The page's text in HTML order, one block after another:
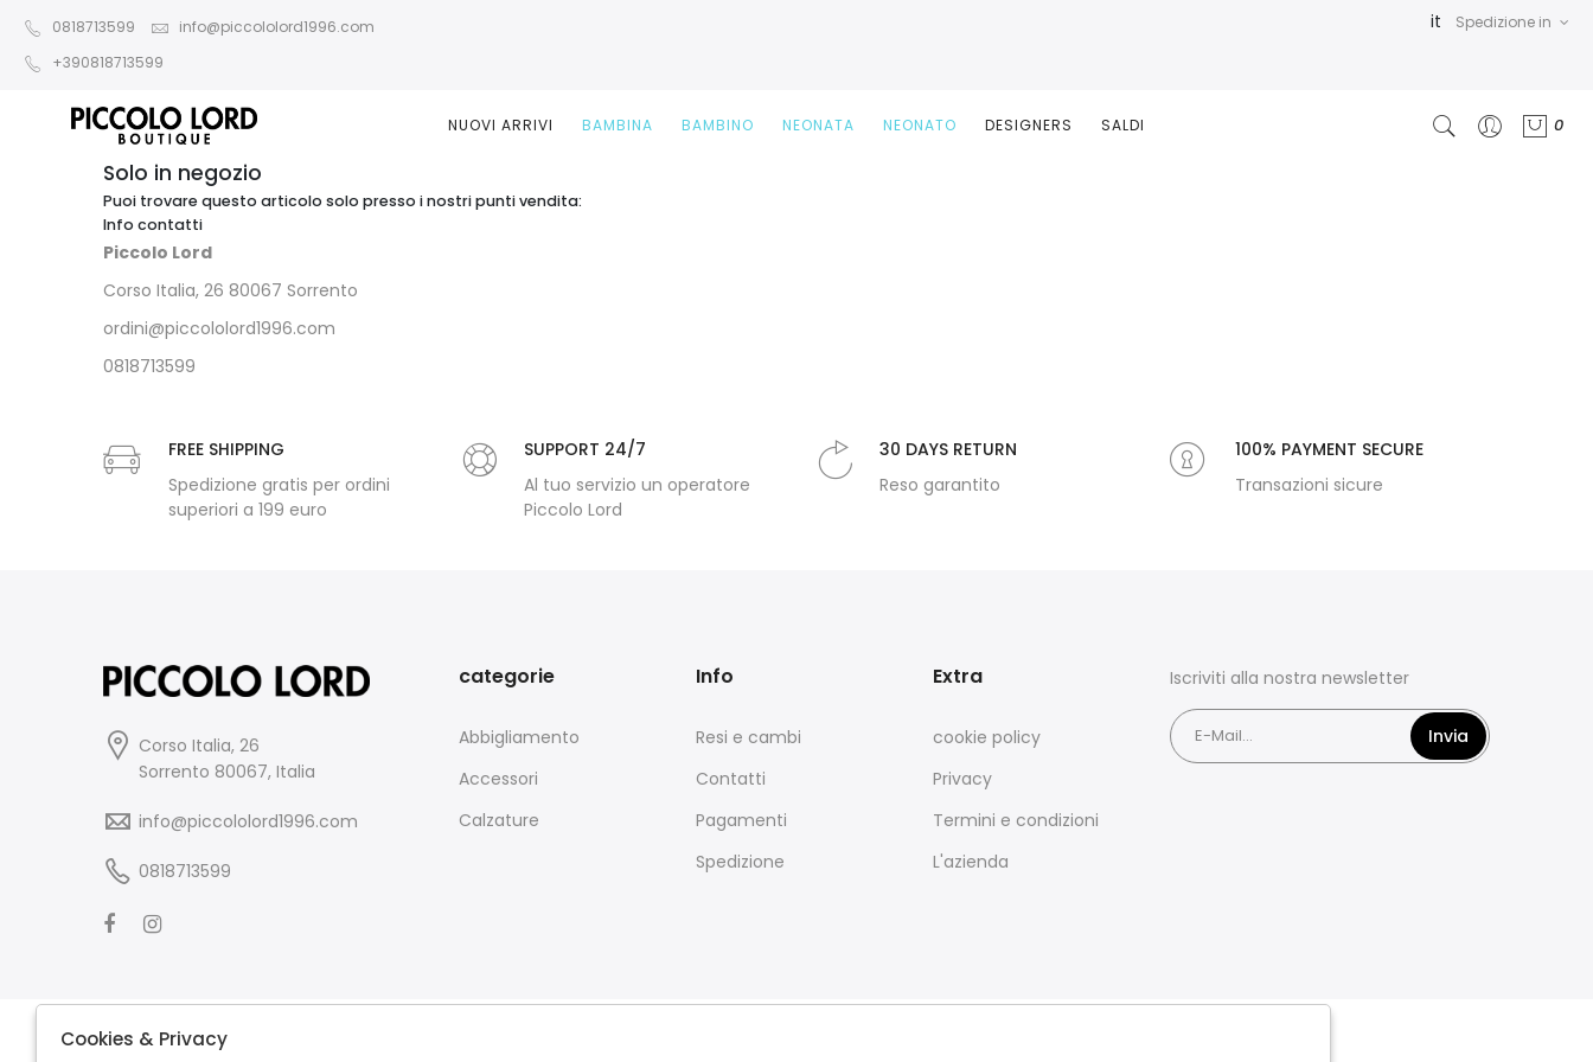
0818713599
info@piccololord1996.com
+390818713599
it Spedizione in
NUOVI ARRIVI BAMBINA BAMBINO NEONATA NEONATO DESIGNERS SALDI 0
Solo in negozio
Puoi trovare questo articolo solo presso i nostri punti vendita:
Info contatti
Piccolo Lord
Corso Italia, 26 80067 Sorrento
ordini@piccololord1996.com
0818713599
FREE SHIPPING
Spedizione gratis per ordini
superiori a 199 euro
SUPPORT 24/7
Al tuo servizio un operatore
Piccolo Lord
30 DAYS RETURN
Reso garantito
100% PAYMENT SECURE
Transazioni sicure
Corso Italia, 26
Sorrento 80067, Italia
info@piccololord1996.com
0818713599
categorie
Abbigliamento
Accessori
Calzature
Info
Resi e cambi
Contatti
Pagamenti
Spedizione
Extra
cookie policy
Privacy
Termini e condizioni
L'azienda
Iscriviti alla nostra newsletter
Invia
Cookies & Privacy